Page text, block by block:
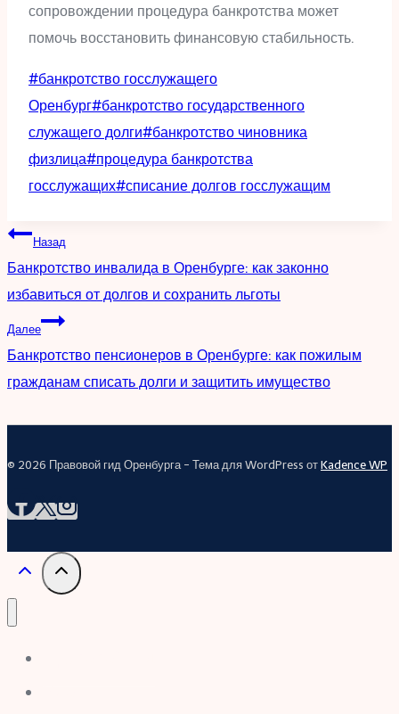
сопровождении процедура банкротства может
помочь восстановить финансовую стабильность.
Метки
записи:
#банкротство госслужащего
Оренбург#банкротство государственного
служащего долги#банкротство чиновника
физлица#процедура банкротства
госслужащих#списание долгов госслужащим
Навигация
по
записям
Назад
Банкротство инвалида в Оренбурге: как законно
избавиться от долгов и сохранить льготы
Далее
Банкротство пенсионеров в Оренбурге: как пожилым
гражданам списать долги и защитить имущество
© 2026 Правовой гид Оренбурга - Тема для WordPress от Kadence WP